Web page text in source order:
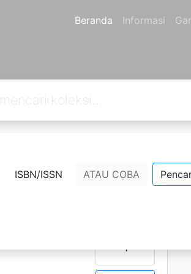
Beranda Informasi
ISBN/ISSN ATAU COBA
1